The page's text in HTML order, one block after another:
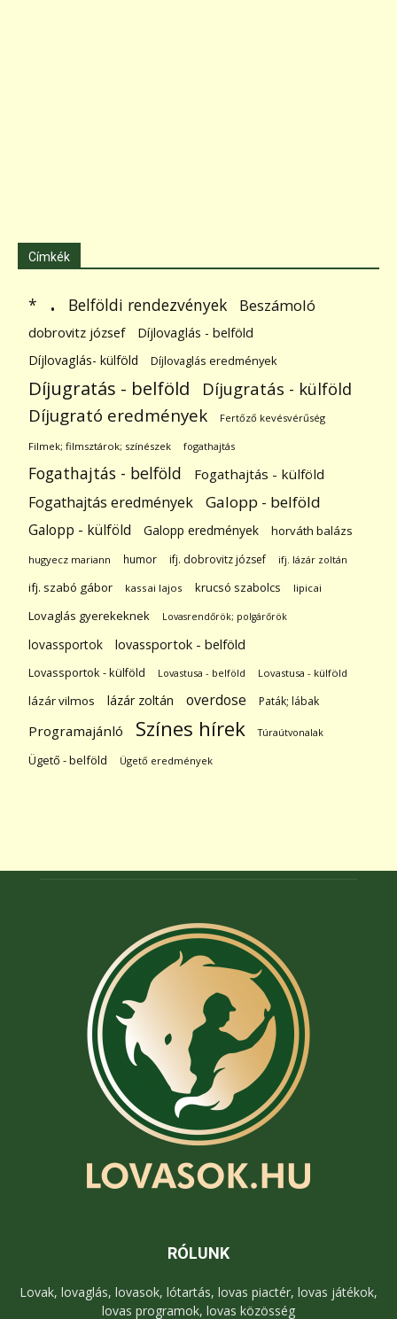
Címkék
* . Belföldi rendezvények Beszámoló
dobrovitz józsef
Díjlovaglás - belföld
Díjlovaglás- külföld
Díjlovaglás eredmények
Díjugratás - belföld Díjugratás - külföld
Díjugrató eredmények Fertőző kevésvérűség
Filmek; filmsztárok; színészek fogathajtás
Fogathajtás - belföld Fogathajtás - külföld
Fogathajtás eredmények Galopp - belföld
Galopp - külföld Galopp eredmények horváth balázs
hugyecz mariann humor ifj. dobrovitz józsef ifj. lázár zoltán
ifj. szabó gábor kassai lajos krucsó szabolcs lipicai
Lovaglás gyerekeknek Lovasrendőrök; polgárőrök
lovassportok lovassportok - belföld
Lovassportok - külföld Lovastusa - belföld Lovastusa - külföld
lázár vilmos lázár zoltán overdose Paták; lábak
Programajánló Színes hírek Túraútvonalak
Ügető - belföld Ügető eredmények
RÓLUNK
Lovak, lovaglás, lovasok, lótartás, lovas piactér, lovas játékok,
lovas programok, lovas közösség